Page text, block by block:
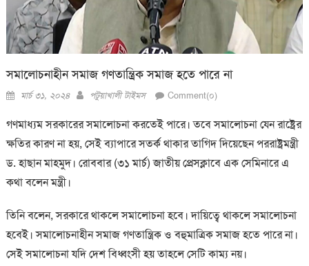
সমালোচনাহীন সমাজ গণতান্ত্রিক সমাজ হতে পারে না
Posted
মার্চ ৩১, ২০২৪ Author
পটুয়াখালী টাইমস Comment(০)
গণমাধ্যম সরকারের সমালোচনা করতেই পারে। তবে সমালোচনা যেন রাষ্ট্রের
ক্ষতির কারণ না হয়, সেই ব্যাপারে সতর্ক থাকার তাগিদ দিয়েছেন পররাষ্ট্রমন্ত্রী
ড. হাছান মাহমুদ। রোববার (৩১ মার্চ) জাতীয় প্রেসক্লাবে এক সেমিনারে এ
কথা বলেন মন্ত্রী।
তিনি বলেন, সরকারে থাকলে সমালোচনা হবে। দায়িত্বে থাকলে সমালোচনা
হবেই। সমালোচনাহীন সমাজ গণতান্ত্রিক ও বহুমাত্রিক সমাজ হতে পারে না।
সেই সমালোচনা যদি দেশ বিধ্বংসী হয় তাহলে সেটি কাম্য নয়।